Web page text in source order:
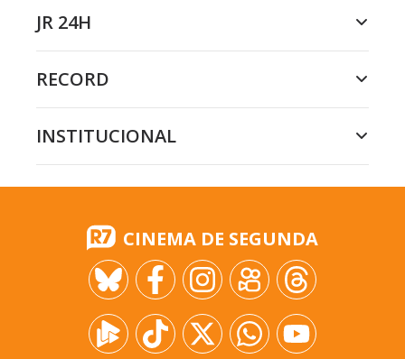
JR 24H
RECORD
INSTITUCIONAL
CINEMA DE SEGUNDA